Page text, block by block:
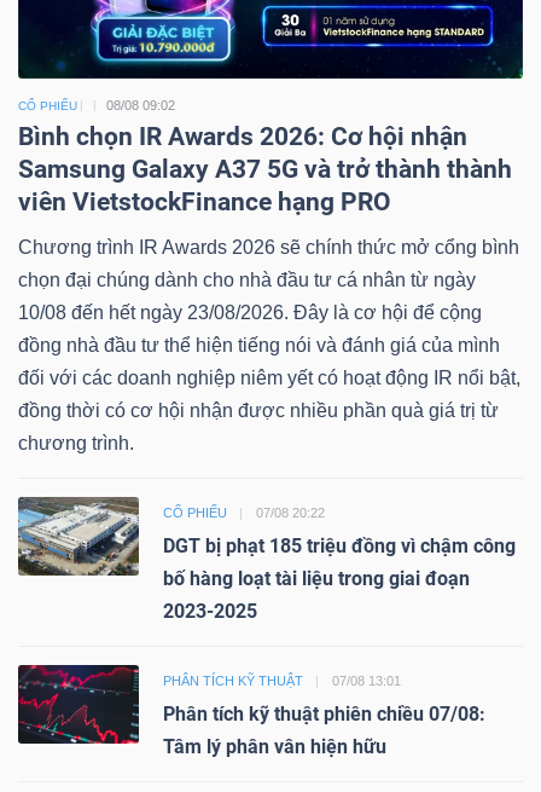
CỔ PHIẾU 08/08 09:02
Bình chọn IR Awards 2026: Cơ hội nhận
Samsung Galaxy A37 5G và trở thành thành
viên VietstockFinance hạng PRO
Chương trình IR Awards 2026 sẽ chính thức mở cổng bình
chọn đại chúng dành cho nhà đầu tư cá nhân từ ngày
10/08 đến hết ngày 23/08/2026. Đây là cơ hội để cộng
đồng nhà đầu tư thể hiện tiếng nói và đánh giá của mình
đối với các doanh nghiệp niêm yết có hoạt động IR nổi bật,
đồng thời có cơ hội nhận được nhiều phần quà giá trị từ
chương trình.
CỔ PHIẾU 07/08 20:22
DGT bị phạt 185 triệu đồng vì chậm công
bố hàng loạt tài liệu trong giai đoạn
2023-2025
PHÂN TÍCH KỸ THUẬT 07/08 13:01
Phân tích kỹ thuật phiên chiều 07/08:
Tâm lý phân vân hiện hữu